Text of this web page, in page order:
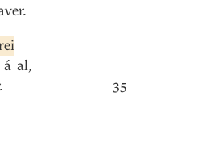
.
á al,
. 35